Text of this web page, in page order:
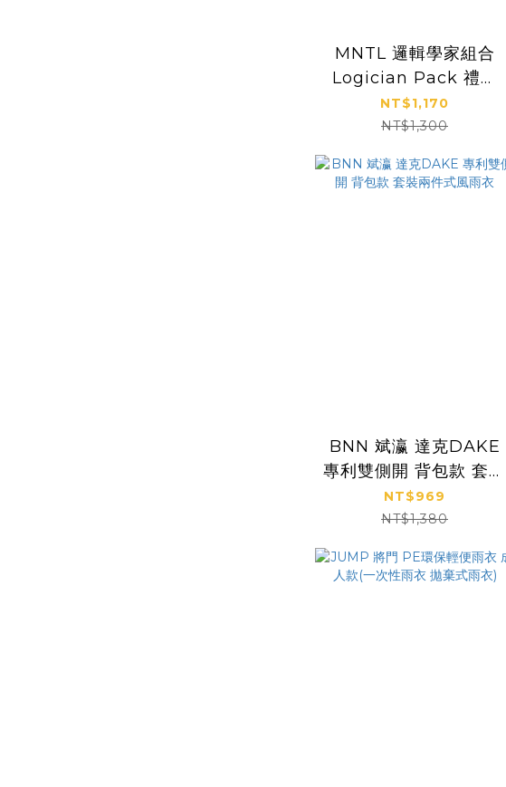
MNTL 邏輯學家組合
Logician Pack 禮盒
磁力片 36pcs
NT$1,170
NT$1,300
BNN 斌瀛 達克DAKE
專利雙側開 背包款 套裝
兩件式風雨衣
NT$969
NT$1,380